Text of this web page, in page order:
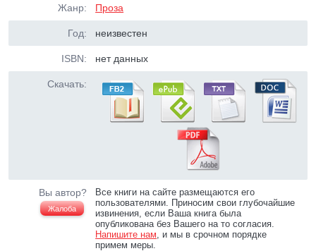
Жанр: Проза
Год: неизвестен
ISBN: нет данных
Скачать:
Вы автор?
Жалоба
Все книги на сайте размещаются его
пользователями. Приносим свои глубочайшие
извинения, если Ваша книга была
опубликована без Вашего на то согласия.
Напишите нам, и мы в срочном порядке
примем меры.